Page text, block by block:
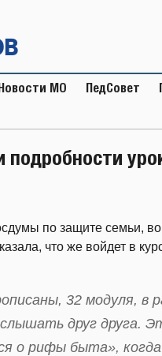
МО ПедСовет
по защите семьи,
что же войдет в
32 модуля, в
друг друга.
о рифы быта»,